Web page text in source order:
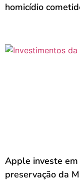
homicídio
Apple investe
preservação da